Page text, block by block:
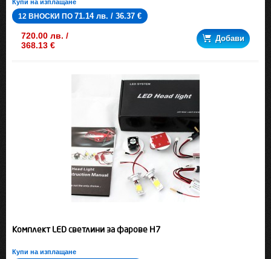
Купи на изплащане
12 ВНОСКИ ПО 71.14 лв. / 36.37 €
720.00 лв. /
368.13 €
Добави
Комплект LED светлини за фарове H7
Купи на изплащане